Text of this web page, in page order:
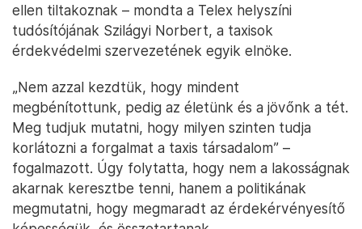
ellen tiltakoznak – mondta a Telex helyszíni
tudósítójának Szilágyi Norbert, a taxisok
érdekvédelmi szervezetének egyik elnöke.
„Nem azzal kezdtük, hogy mindent
megbénítottunk, pedig az életünk és a jövőnk a tét.
Meg tudjuk mutatni, hogy milyen szinten tudja
korlátozni a forgalmat a taxis társadalom” –
fogalmazott. Úgy folytatta, hogy nem a lakosságnak
akarnak keresztbe tenni, hanem a politikának
megmutatni, hogy megmaradt az érdekérvényesítő